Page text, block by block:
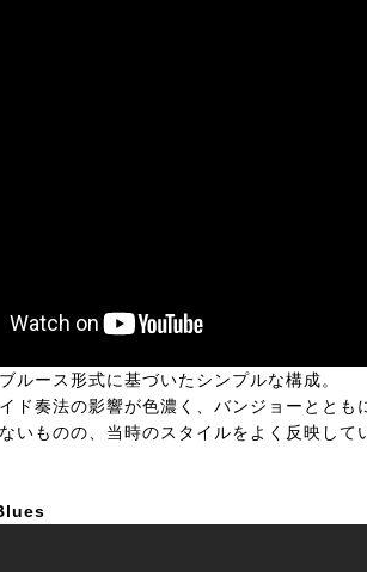
ルース形式に基づいたシンプルな構成。
ド奏法の影響が色濃く、バンジョーとと
いものの、当時のスタイルをよく反映して